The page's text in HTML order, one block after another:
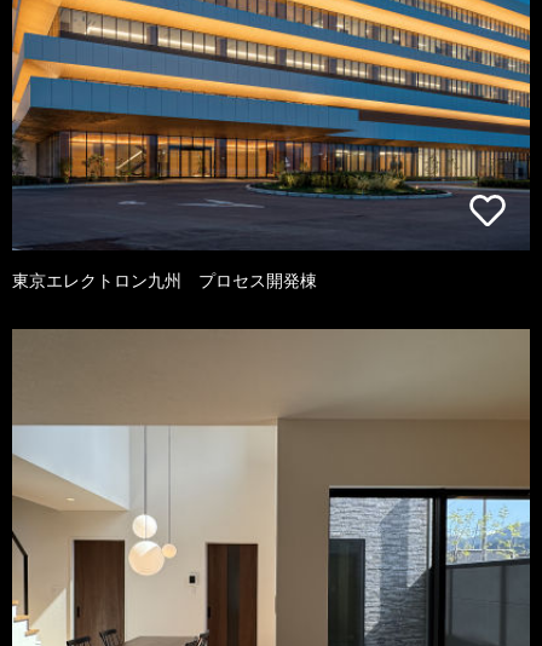
東京エレクトロン九州 プロセス開発棟